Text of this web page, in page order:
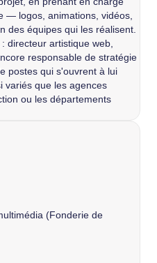
— logos, animations, vidéos,
des équipes qui les réalisent.
directeur artistique web,
responsable de stratégie
postes qui s'ouvrent à lui
variés que les agences
ou les départements
(Fonderie de